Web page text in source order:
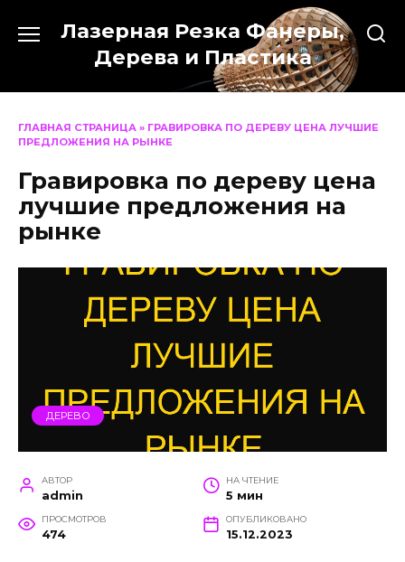
содержанию
Лазерная Резка Фанеры,
Дерева и Пластика
ГЛАВНАЯ СТРАНИЦА » ГРАВИРОВКА ПО ДЕРЕВУ ЦЕНА ЛУЧШИЕ
ПРЕДЛОЖЕНИЯ НА РЫНКЕ
Гравировка по дереву цена
лучшие предложения на
рынке
ДЕРЕВО
АВТОР
admin
НА ЧТЕНИЕ
5 мин
ПРОСМОТРОВ
474
ОПУБЛИКОВАНО
15.12.2023